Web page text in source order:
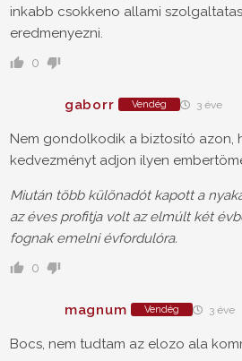
inkabb csokkeno allami
eredmenyezni.
0
gaborr Vendég 3 éve
Nem gondolkodik a biztosító azon,
kedvezményt adjon ilyen
Miután több különadót kapott a
az éves profitja volt az elmúlt két
fognak emelni évfordulóra.
0
magnum Vendég 3 éve
Bocs, nem tudtam az elozo ala